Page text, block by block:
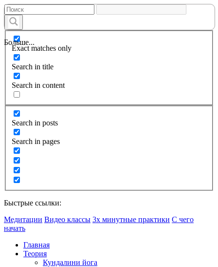
Больше...
Exact matches only
Search in title
Search in content
Search in posts
Search in pages
Быстрые ссылки:
Медитации Видео классы 3х минутные практики С чего
начать
Главная
Теория
Кундалини йога